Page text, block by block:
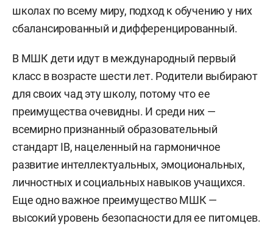
школах по всему миру, подход к обучению у них
сбалансированный и дифференцированный.
В МШК дети идут в международный первый
класс в возрасте шести лет. Родители выбирают
для своих чад эту школу, потому что ее
преимущества очевидны. И среди них —
всемирно признанный образовательный
стандарт IB, нацеленный на гармоничное
развитие интеллектуальных, эмоциональных,
личностных и социальных навыков учащихся.
Еще одно важное преимущество МШК —
высокий уровень безопасности для ее питомцев.